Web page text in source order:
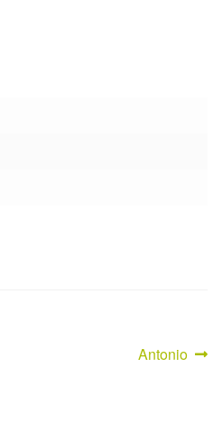
Nächster
Antonio